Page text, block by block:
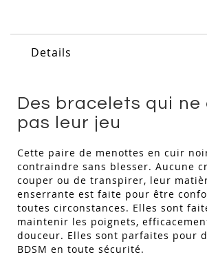
Details
Des bracelets qui ne
pas leur jeu
Cette paire de menottes en cuir
contraindre sans blesser. Aucune
couper ou de transpirer, leur
enserrante est faite pour être
toutes circonstances. Elles sont
maintenir les poignets,
douceur. Elles sont parfaites pour
BDSM en toute sécurité.